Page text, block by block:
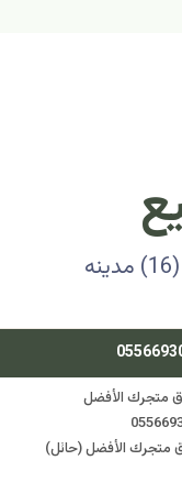
مكشات جو
مكشات جو (الرصف)